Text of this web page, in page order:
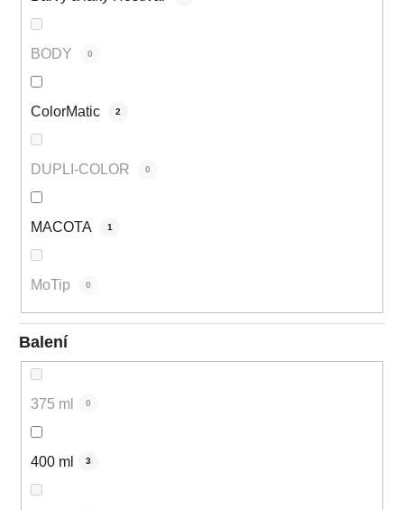
BODY 0
ColorMatic 2
DUPLI-COLOR 0
MACOTA 1
MoTip 0
Balení
375 ml 0
400 ml 3